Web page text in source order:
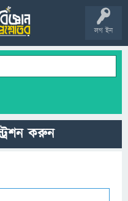
লগ ইন
করুন